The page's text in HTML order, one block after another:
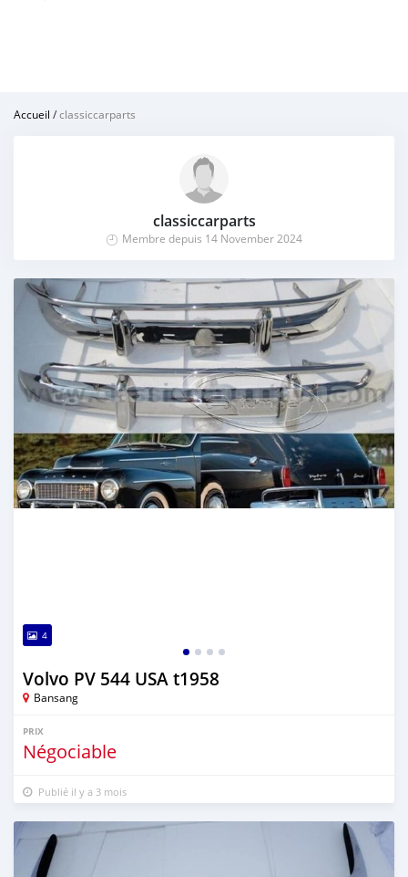
Accueil /classiccarparts
classiccarparts
Membre depuis 14 November 2024
4
Volvo PV 544 USA t1958
Bansang
PRIX
Négociable
Publié il y a 3 mois